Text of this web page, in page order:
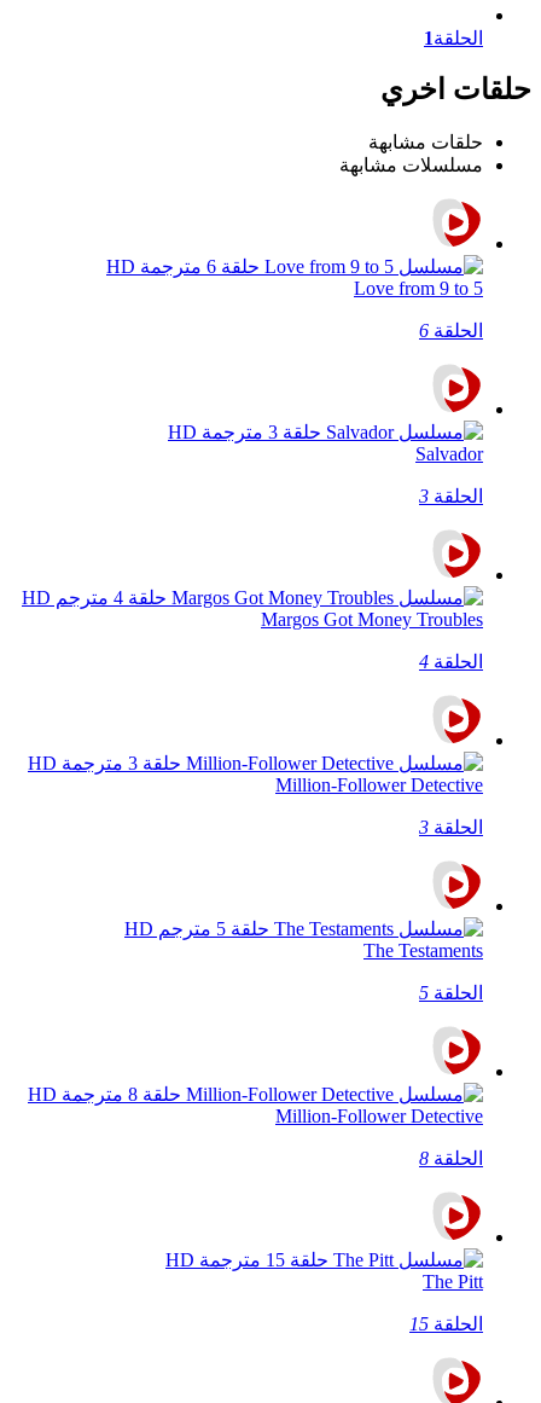
الحلقة1
حلقات اخري
حلقات مشابهة
مسلسلات مشابهة
Love from 9 to 5
الحلقة 6
Salvador
الحلقة 3
Margos Got Money Troubles
الحلقة 4
Million-Follower Detective
الحلقة 3
The Testaments
الحلقة 5
Million-Follower Detective
الحلقة 8
The Pitt
الحلقة 15